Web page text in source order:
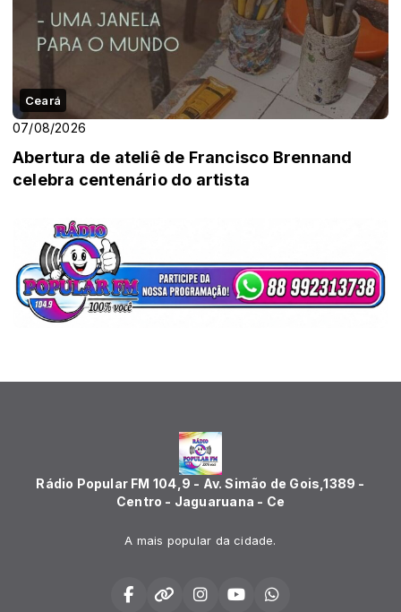
Ceará
07/08/2026
Abertura de ateliê de Francisco Brennand
celebra centenário do artista
Rádio Popular FM 104,9 - Av. Simão de Gois,1389 -
Centro - Jaguaruana - Ce
A mais popular da cidade.